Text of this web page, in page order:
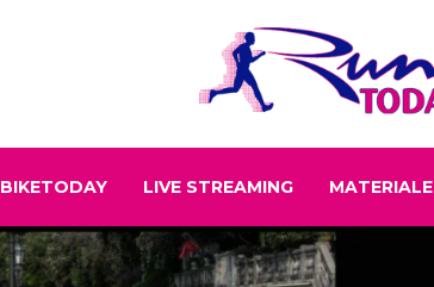
BIKETODAY LIVE STREAMING MATERIALE